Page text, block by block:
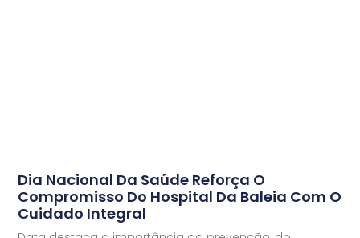
Dia Nacional Da Saúde Reforça O
Compromisso Do Hospital Da Baleia Com O
Cuidado Integral